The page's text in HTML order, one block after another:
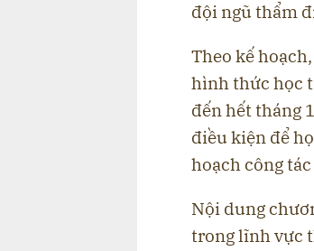
đội ngũ thẩm
Theo kế
hình thức học
đến hết tháng
điều kiện để
hoạch công
Nội dung
trong lĩnh vực